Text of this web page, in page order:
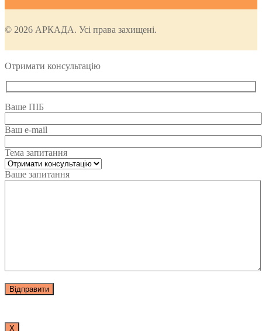
© 2026 АРКАДА. Усі права захищені.
Отримати консультацію
Ваше ПІБ
Ваш e-mail
Тема запитання
Ваше запитання
Х